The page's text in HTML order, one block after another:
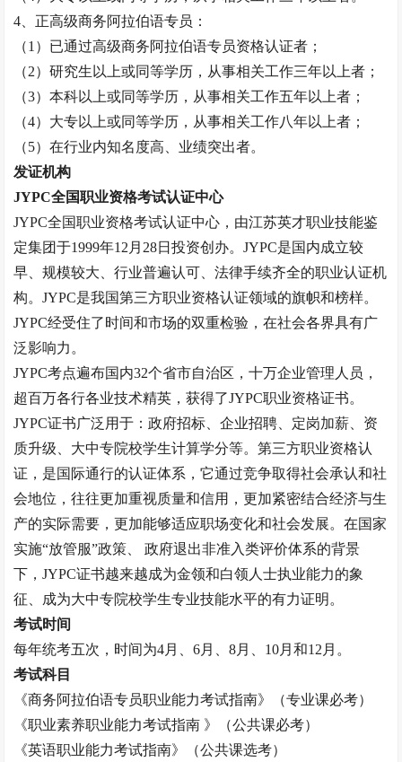
4、正高级商务阿拉伯语专员 ：
（1）已通过高级商务阿拉伯语专员资格认证者；
（2）研究生以上或同等学历，从事相关工作三年以上者；
（3）本科以上或同等学历，从事相关工作五年以上者；
（4）大专以上或同等学历，从事相关工作八年以上者 ；
（5）在行业内知名度高、业绩突出者。
发证机构
JYPC全国职业资格考试认证中心
JYPC全国职业资格考试认证中心，由江苏英才职业技能鉴
定集团于1999年12月28日投资创办。JYPC是国内成立较
早、规模较大、行业普遍认可、法律手续齐全的职业认证机
构。JYPC是我国第三方职业资格认证领域的旗帜和榜样。
JYPC经受住了时间和市场的双重检验，在社会各界具有广
泛影响力。
JYPC考点遍布国内32个省市自治区，十万企业管理人员，
超百万各行各业技术精英，获得了JYPC职业资格证书。
JYPC证书广泛用于：政府招标、企业招聘、定岗加薪、资
质升级、大中专院校学生计算学分等。第三方职业资格认
证，是国际通行的认证体系，它通过竞争取得社会承认和社
会地位，往往更加重视质量和信用，更加紧密结合经济与生
产的实际需要，更加能够适应职场变化和社会发展。在国家
实施“放管服”政策、 政府退出非准入类评价体系的背景
下，JYPC证书越来越成为金领和白领人士执业能力的象
征、成为大中专院校学生专业技能水平的有力证明。
考试时间
每年统考五次，时间为4月、6月、8月、10月和12月。
考试科目
《商务阿拉伯语专员职业能力考试指南》（专业课必考）
《职业素养职业能力考试指南 》（公共课必考）
《英语职业能力考试指南》（公共课选考）